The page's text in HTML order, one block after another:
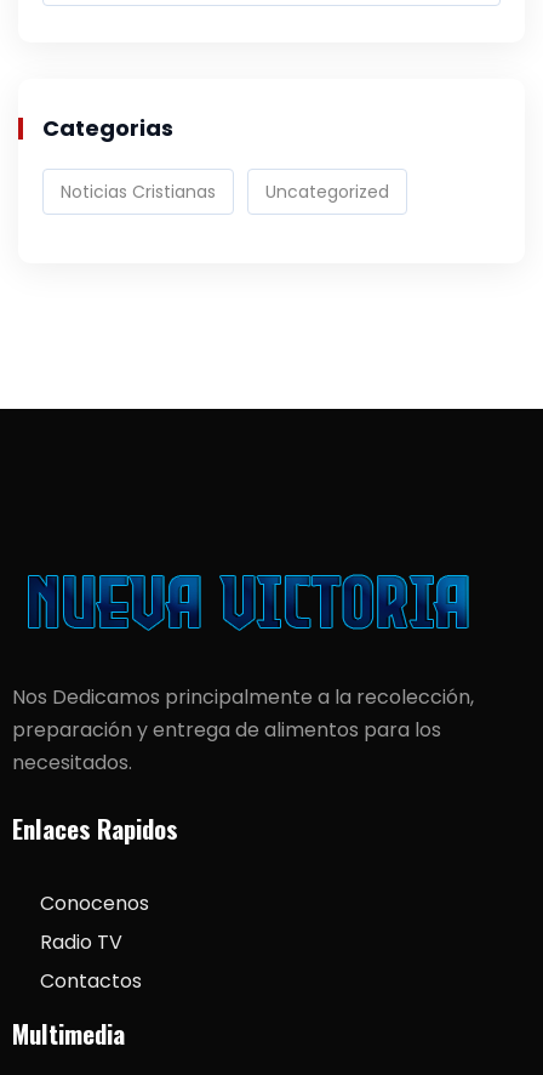
Categorias
Noticias Cristianas Uncategorized
Nos Dedicamos principalmente a la recolección,
preparación y entrega de alimentos para los
necesitados.
Enlaces Rapidos
Conocenos
Radio TV
Contactos
Multimedia